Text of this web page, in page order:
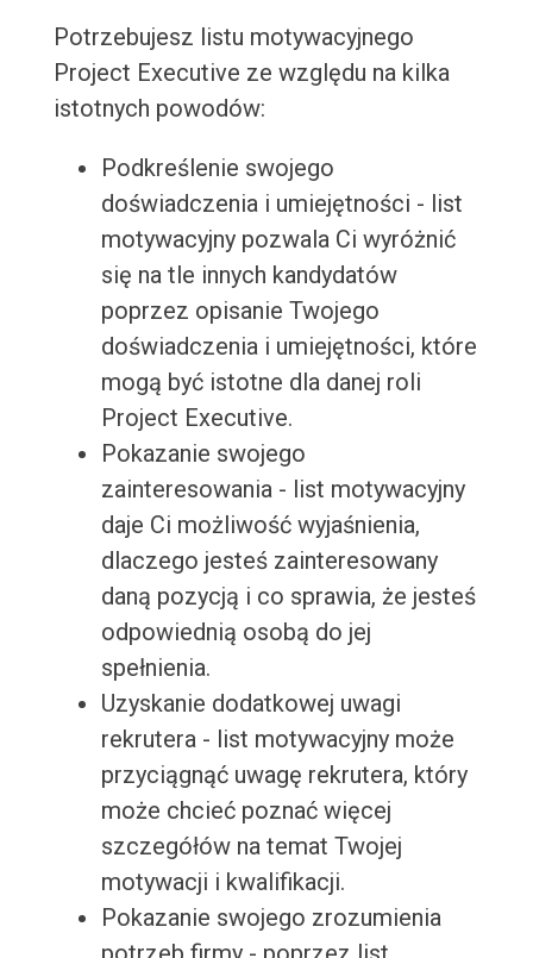
Potrzebujesz listu motywacyjnego
Project Executive ze względu na kilka
istotnych powodów:
Podkreślenie swojego
doświadczenia i umiejętności - list
motywacyjny pozwala Ci wyróżnić
się na tle innych kandydatów
poprzez opisanie Twojego
doświadczenia i umiejętności, które
mogą być istotne dla danej roli
Project Executive.
Pokazanie swojego
zainteresowania - list motywacyjny
daje Ci możliwość wyjaśnienia,
dlaczego jesteś zainteresowany
daną pozycją i co sprawia, że jesteś
odpowiednią osobą do jej
spełnienia.
Uzyskanie dodatkowej uwagi
rekrutera - list motywacyjny może
przyciągnąć uwagę rekrutera, który
może chcieć poznać więcej
szczegółów na temat Twojej
motywacji i kwalifikacji.
Pokazanie swojego zrozumienia